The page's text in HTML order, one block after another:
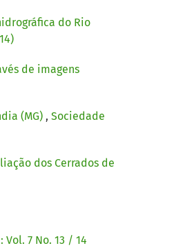
do Rio
de imagens
(MG) , Sociedade
dos Cerrados de
7 No. 13 / 14